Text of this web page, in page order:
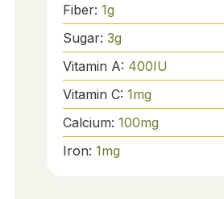
Fiber: 1g
Sugar: 3g
Vitamin A: 400IU
Vitamin C: 1mg
Calcium: 100mg
Iron: 1mg